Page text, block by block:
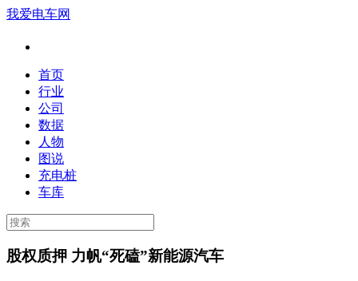
我爱电车网
首页
行业
公司
数据
人物
图说
充电桩
车库
股权质押 力帆“死磕”新能源汽车